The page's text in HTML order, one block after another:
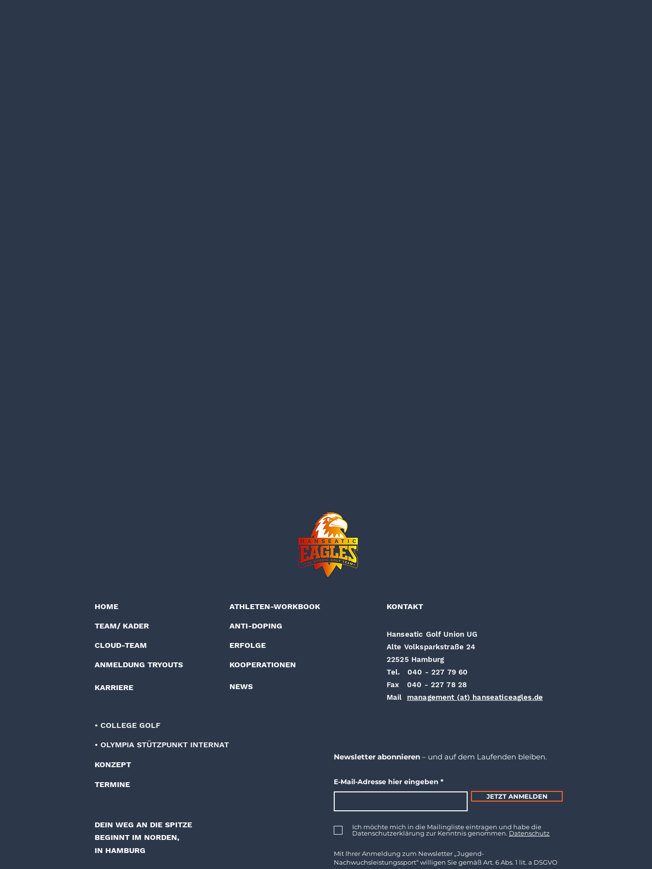
HOME
TEAM/ KADER
CLOUD-TEAM
ANMELDUNG TRYOUTS
KARRIERE
ATHLETEN-WORKBOOK
ANTI-DOPING
ERFOLGE
KOOPERATIONEN
NEWS
KONTAKT
Hanseatic Golf Union UG
Alte Volksparkstraße 24
22525 Hamburg
Tel. 040 - 227 79 60
Fax 040 - 227 78 28
Mail management (at) hanseaticeagles.de
• COLLEGE GOLF
• OLYMPIA STÜTZPUNKT INTERNAT
KONZEPT
TERMINE
DEIN WEG AN DIE SPITZE
BEGINNT IM NORDEN,
IN HAMBURG
Newsletter abonnieren – und auf dem Laufenden bleiben.
E-Mail-Adresse hier eingeben
JETZT ANMELDEN
Ich möchte mich in die Mailingliste eintragen und habe die
Datenschutzerklärung zur Kenntnis genommen. Datenschutz
Mit Ihrer Anmeldung zum Newsletter „Jugend-
Nachwuchsleistungssport“ willigen Sie gemäß Art. 6 Abs. 1 lit. a DSGVO